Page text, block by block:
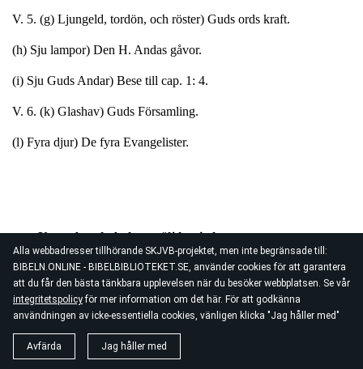
Alla webbadresser tillhörande SKJVB-projektet, men inte begränsade till:
BIBELN.ONLINE - BIBELBIBLIOTEKET.SE, använder cookies för att garantera
att du får den bästa tänkbara upplevelsen när du besöker webbplatsen. Se vår
integritetspolicyför mer information om det här. För att godkänna
användningen av icke-essentiella cookies, vänligen klicka "Jag håller med"
Avfärda Jag håller med
V. 5. (g) Ljungeld, tordön, och röster) Guds ords kraft.
(h) Sju lampor) Den H. Andas gåvor.
(i) Sju Guds Andar) Bese till cap. 1: 4.
V. 6. (k) Glashav) Guds Församling.
(l) Fyra djur) De fyra Evangelister.
Uppenbarelseboken, välj kapitel:
1703RV Carl XII:s Bibel
UPPENBARELSEBOKEN, 5. CAPITLET